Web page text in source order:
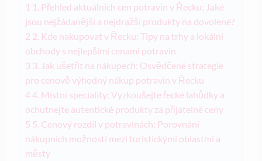
1 1. Přehled aktuálních cen potravin v Řecku: Jaké
jsou nejžádanější a nejdražší produkty na dovolené?
2 2. Kde nakupovat v Řecku: Tipy na trhy a lokální
obchody s nejlepšími cenami potravin
3 3. Jak ušetřit na nákupech: Osvědčené strategie
pro cenově výhodný nákup potravin v Řecku
4 4. Místní speciality: Vyzkoušejte řecké lahůdky a
ochutnejte autentické produkty za přijatelné ceny
5 5. Cenový rozdíl v potravinách: Porovnání
nákupních možností mezi turistickými oblastmi a
městy